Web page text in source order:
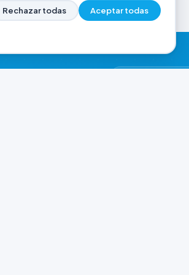
Rechazar todas Aceptar todas